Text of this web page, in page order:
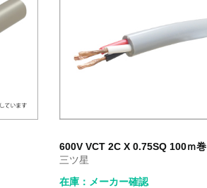
600V VCT 2C X 0.75SQ 100ｍ巻
三ツ星
在庫：メーカー確認